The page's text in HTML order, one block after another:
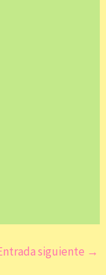
siguiente →